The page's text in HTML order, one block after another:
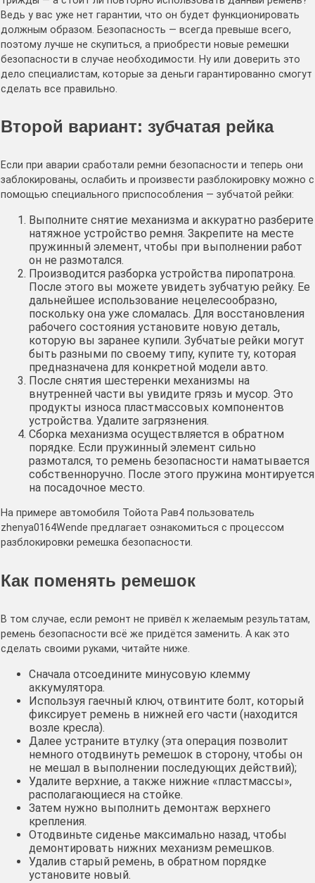
Ведь у вас уже нет гарантии, что он будет функционировать
должным образом. Безопасность — всегда превыше всего,
поэтому лучше не скупиться, а приобрести новые ремешки
безопасности в случае необходимости. Ну или доверить это
дело специалистам, которые за деньги гарантированно смогут
сделать все правильно.
Второй вариант: зубчатая рейка
Если при аварии сработали ремни безопасности и теперь они
заблокированы, ослабить и произвести разблокировку можно с
помощью специального приспособления — зубчатой рейки:
Выполните снятие механизма и аккуратно разберите
натяжное устройство ремня. Закрепите на месте
пружинный элемент, чтобы при выполнении работ
он не размотался.
Производится разборка устройства пиропатрона.
После этого вы можете увидеть зубчатую рейку. Ее
дальнейшее использование нецелесообразно,
поскольку она уже сломалась. Для восстановления
рабочего состояния установите новую деталь,
которую вы заранее купили. Зубчатые рейки могут
быть разными по своему типу, купите ту, которая
предназначена для конкретной модели авто.
После снятия шестеренки механизмы на
внутренней части вы увидите грязь и мусор. Это
продукты износа пластмассовых компонентов
устройства. Удалите загрязнения.
Сборка механизма осуществляется в обратном
порядке. Если пружинный элемент сильно
размотался, то ремень безопасности наматывается
собственноручно. После этого пружина монтируется
на посадочное место.
На примере автомобиля Тойота Рав4 пользователь
zhenya0164Wende предлагает ознакомиться с процессом
разблокировки ремешка безопасности.
Как поменять ремешок
В том случае, если ремонт не привёл к желаемым результатам,
ремень безопасности всё же придётся заменить. А как это
сделать своими руками, читайте ниже.
Сначала отсоедините минусовую клемму
аккумулятора.
Используя гаечный ключ, отвинтите болт, который
фиксирует ремень в нижней его части (находится
возле кресла).
Далее устраните втулку (эта операция позволит
немного отодвинуть ремешок в сторону, чтобы он
не мешал в выполнении последующих действий);
Удалите верхние, а также нижние «пластмассы»,
располагающиеся на стойке.
Затем нужно выполнить демонтаж верхнего
крепления.
Отодвиньте сиденье максимально назад, чтобы
демонтировать нижних механизм ремешков.
Удалив старый ремень, в обратном порядке
установите новый.